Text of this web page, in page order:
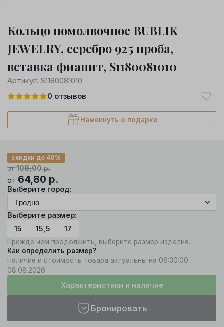
Кольцо помолвочное BUBLIK
JEWELRY, серебро 925 проба,
вставка фианит, S1180081010
Артикул: S1180081010
0 отзывов
Намекнуть о подарке
от108,00р.
скидки до 40%
от 64,80 р.
Выберите город:
Выберите размер:
15
15,5 17
Прежде чем продолжить, выберите размер изделия.
Как определить размер?
Наличие и стоимость товара актуальны на 06:30:00
08.08.2026
Характеристики и наличие
Бронировать